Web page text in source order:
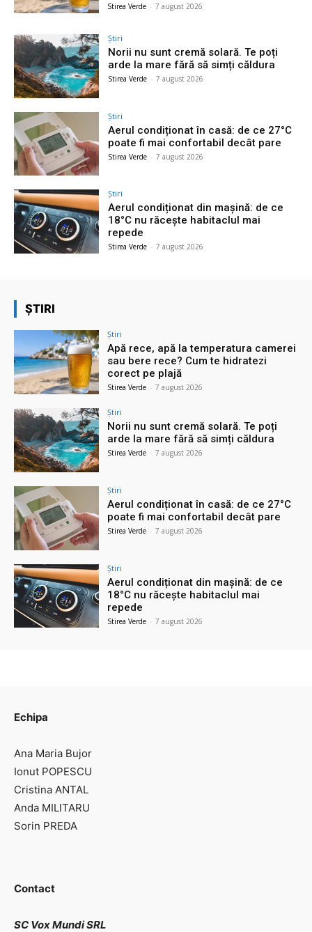
Stirea Verde - 7 august 2026
Știri
Norii nu sunt cremă solară. Te poți
arde la mare fără să simți căldura
Stirea Verde - 7 august 2026
Știri
Aerul condiționat în casă: de ce 27°C
poate fi mai confortabil decât pare
Stirea Verde - 7 august 2026
Știri
Aerul condiționat din mașină: de ce
18°C nu răcește habitaclul mai
repede
Stirea Verde - 7 august 2026
ȘTIRI
Știri
Apă rece, apă la temperatura camerei
sau bere rece? Cum te hidratezi
corect pe plajă
Stirea Verde - 7 august 2026
Știri
Norii nu sunt cremă solară. Te poți
arde la mare fără să simți căldura
Stirea Verde - 7 august 2026
Știri
Aerul condiționat în casă: de ce 27°C
poate fi mai confortabil decât pare
Stirea Verde - 7 august 2026
Știri
Aerul condiționat din mașină: de ce
18°C nu răcește habitaclul mai
repede
Stirea Verde - 7 august 2026
Echipa
Ana Maria Bujor
Ionut POPESCU
Cristina ANTAL
Anda MILITARU
Sorin PREDA
Contact
SC Vox Mundi SRL